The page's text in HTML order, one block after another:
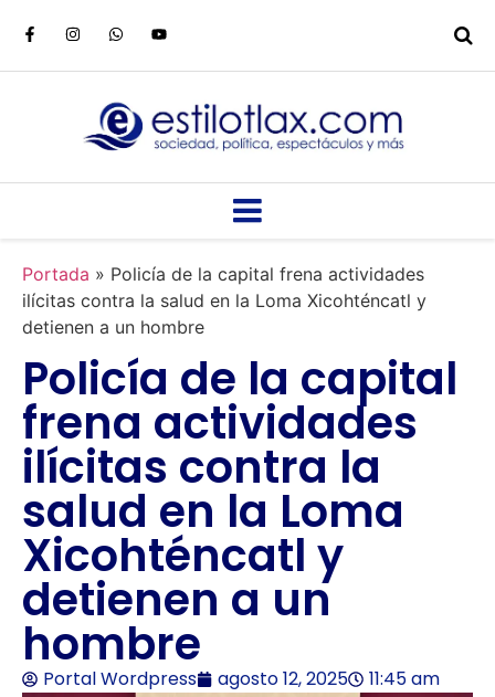
Portada » Policía de la capital frena actividades
ilícitas contra la salud en la Loma Xicohténcatl y
detienen a un hombre
Policía de la capital
frena actividades
ilícitas contra la
salud en la Loma
Xicohténcatl y
detienen a un
hombre
Portal Wordpress agosto 12, 2025 11:45 am